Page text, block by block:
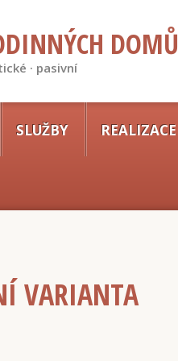
DOMŮ
· pasivní
SLUŽBY REALIZACE
VARIANTA